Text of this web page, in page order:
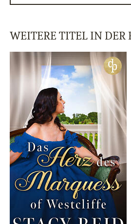
WEITERE TITEL IN DER